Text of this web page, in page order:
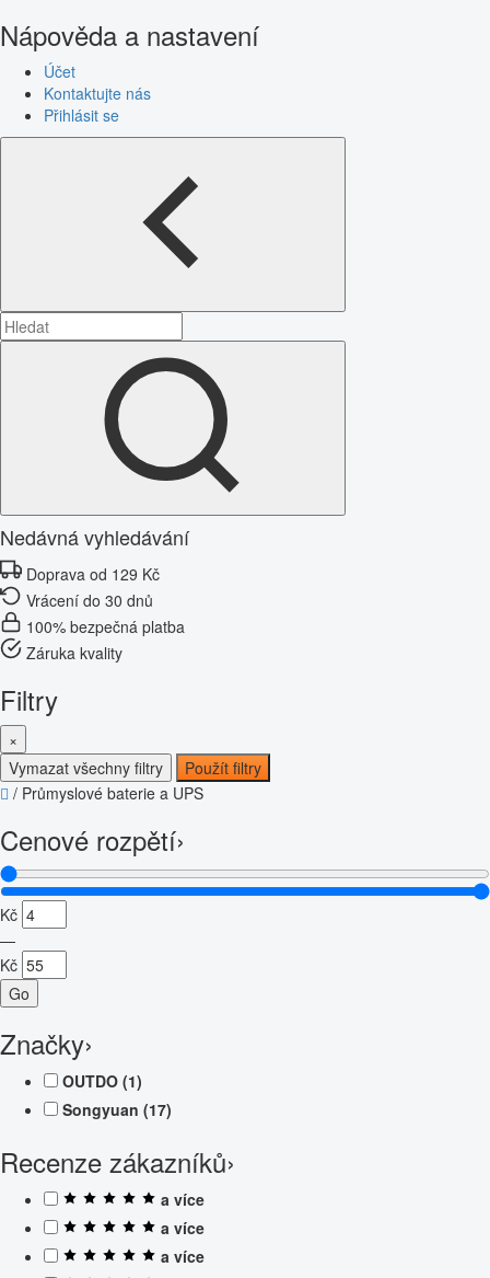
Nápověda a nastavení
Účet
Kontaktujte nás
Přihlásit se
Nedávná vyhledávání
Doprava od 129 Kč
Vrácení do 30 dnů
100% bezpečná platba
Záruka kvality
Filtry
×
Vymazat všechny filtry
Použít filtry
/ Průmyslové baterie a UPS
Cenové rozpětí›
Kč
—
Kč
Go
Značky›
OUTDO (1)
Songyuan (17)
Recenze zákazníků›
a více
a více
a více